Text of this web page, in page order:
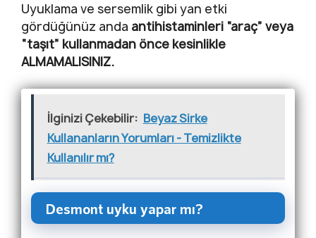
Uyuklama ve sersemlik gibi yan etki
gördüğünüz anda antihistaminleri “araç” veya
“taşıt” kullanmadan önce kesinlikle
ALMAMALISINIZ.
İlginizi Çekebilir: Beyaz Sirke
Kullananların Yorumları - Temizlikte
Kullanılır mı?
Desmont uyku yapar mı?